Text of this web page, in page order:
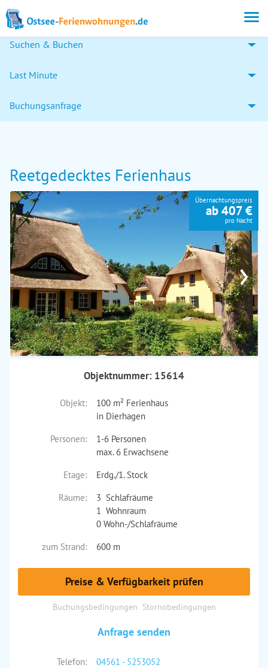
Suchen & Buchen
Last Minute
Buchungsanfrage
Reetgedecktes Ferienhaus
›
Übernachtungspreis
ab 407 €
pro Nacht
Objektnummer: 15614
Objekt:
100 m² Ferienhaus
in Dierhagen
Personen:
1-6 Personen
max. 6 Erwachsene
Etage:
Erdg./1. Stock
Räume:
3 Schlafräume
1 Wohnraum
0 Wohn-/Schlafräume
zum Strand:
600 m
Preise & Verfügbarkeit prüfen
Buchungsbedingungen Stornobedingungen
Anfrage senden
Telefon:
04561 - 5253052